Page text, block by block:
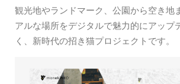
観光地やランドマーク、公園から空き地
アルな場所をデジタルで魅力的にアップ
く、新時代の招き猫プロジェクトです。